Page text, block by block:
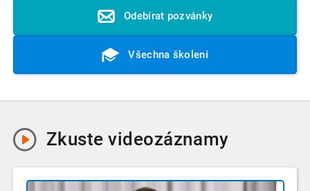
Odebírat pozvánky
Všechna školení
Zkustevideozáznamy